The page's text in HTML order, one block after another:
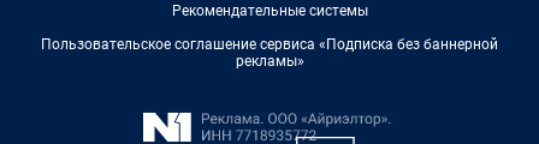
Рекомендательные системы
Пользовательское соглашение сервиса «Подписка без баннерной
рекламы»